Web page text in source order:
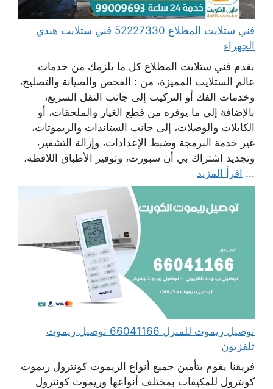
فني ستلايت المطلاع 52227330 فني ستلايت هندي
الجهراء
يقدم فني ستلايت المطلاع كل ما يلزمك من خدمات
عالم الستلايت المميزة، من : الفحص والصيانة والتصليح،
وخدمات الفك أو التركيب إلى جانب النقل السريع،
بالإضافة إلى ما يوفره من قطع الغيار والملحقات، أو
الكابلات والوصلات، إلى جانب الستاندات والريموتات،
غير خدمة البرمجة وضبط الإعدادات، وإزالة التشفير،
وتجديد اشتراك بي أن سبورت، وتوفير الأطباق اللاقطة،
... اقرأ المزيد
توصيل ريموت للمنزل 66041166 توصيل ريموت
تلفزيون
فريقنا يقوم بتأمين جميع أنواع الريموت كونترول ريموت
كونترول للمكيفات بمختلف أنواعها وريموت كونترول